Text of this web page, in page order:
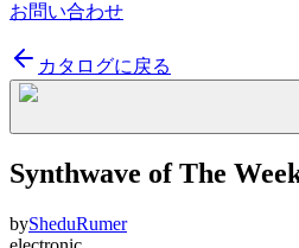
お問い合わせ
カタログに戻る
Synthwave of The
bySheduRumer